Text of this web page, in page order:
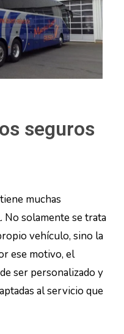
seguros
muchas
No solamente se trata
vehículo, sino la
ese motivo, el
ser personalizado y
al servicio que